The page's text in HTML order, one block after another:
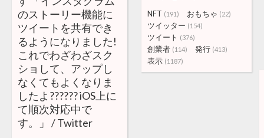
NFT (191) おもちゃ (22)
ツイッター (154)
ツイート (376)
創業者 (114) 発行 (413)
表示 (1187)
のストーリー機能に
ツイートを共有でき
るようになりました!
これでわざわざスク
ショして、アップし
なくてもよくなりま
したよ?????? iOS上に
て順次対応中で
す。」 / Twitter